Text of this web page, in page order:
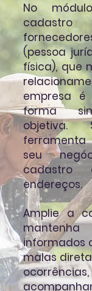
No
cadastro
(pessoa
física), que
empresa
forma
objetiva.
seu
cadastro
endereços.
Amplie a
informados
malas